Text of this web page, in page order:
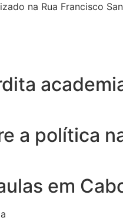
na Rua Francisco
a política
em